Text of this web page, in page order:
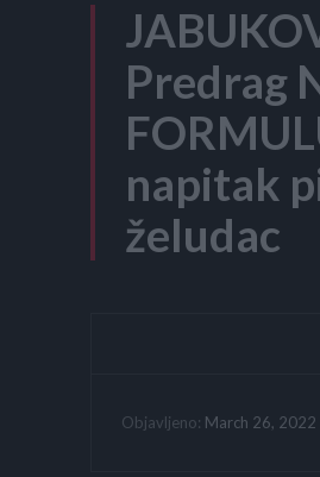
Predrag
napitak
želudac
Objavljeno: March 26, 2022